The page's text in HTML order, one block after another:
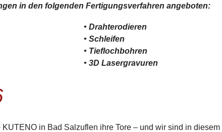
in den folgenden Fertigungsverfahren angeboten:
• Drahterodieren
• Schleifen
• Tieflochbohren
• 3D Lasergravuren
in Bad Salzuflen ihre Tore – und wir sind in